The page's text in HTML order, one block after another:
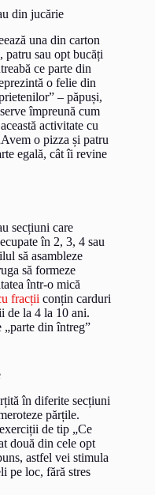
din jucărie
una din carton
patru sau opt bucăți
ce parte din
o felie din
– păpuși,
împreună cum
activitate cu
o pizza și patru
egală, cât îi revine
secțiuni care
în 2, 3, 4 sau
să asambleze
să formeze
într-o mică
fracții conțin carduri
de la 4 la 10 ani.
„parte din întreg”
în diferite secțiuni
părțile.
de tip „Ce
două din cele opt
astfel vei stimula
pe loc, fără stres